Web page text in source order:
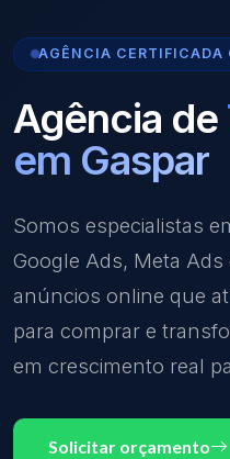
AGÊNCIA CERTIFICADA
Agência de
em Gaspar
Somos especialistas
Google Ads, Meta
anúncios online que
para comprar e
em crescimento real
Solicitar orçamento